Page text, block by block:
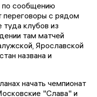
сообщению
переговоры с рядом
клубов из
там матчей
Ярославской
названа и
начать чемпионат
"Слава" и